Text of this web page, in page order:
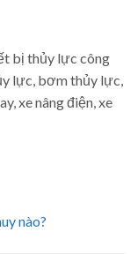
bị thủy lực công
lực, bơm thủy lực,
xe nâng điện, xe
nào?